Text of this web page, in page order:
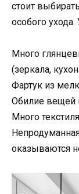
стоит
особого
Много
(зеркала,
Фартук из
Обилие вещей
Много
оказываются